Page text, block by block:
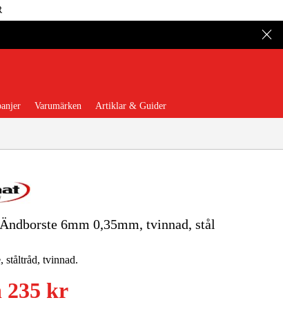
Garage & Verkstad
& Förbrukning
Varumärken Artiklar & Guider
6mm 0,35mm, tvinnad, stål
ståltråd, tvinnad.
235 kr